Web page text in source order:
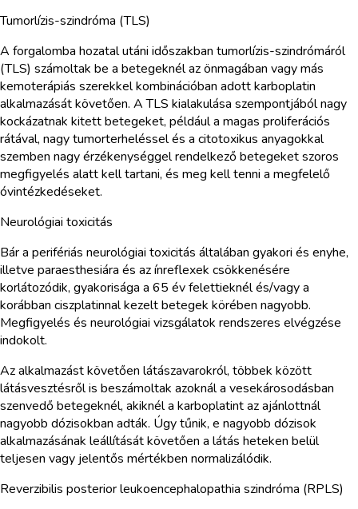
Tumorlízis-szindróma (TLS)
A forgalomba hozatal utáni időszakban tumorlízis-szindrómáról
(TLS) számoltak be a betegeknél az önmagában vagy más
kemoterápiás szerekkel kombinációban adott karboplatin
alkalmazását követően. A TLS kialakulása szempontjából nagy
kockázatnak kitett betegeket, például a magas proliferációs
rátával, nagy tumorterheléssel és a citotoxikus anyagokkal
szemben nagy érzékenységgel rendelkező betegeket szoros
megfigyelés alatt kell tartani, és meg kell tenni a megfelelő
óvintézkedéseket.
Neurológiai toxicitás
Bár a perifériás neurológiai toxicitás általában gyakori és enyhe,
illetve paraesthesiára és az ínreflexek csökkenésére
korlátozódik, gyakorisága a 65 év felettieknél és/vagy a
korábban ciszplatinnal kezelt betegek körében nagyobb.
Megfigyelés és neurológiai vizsgálatok rendszeres elvégzése
indokolt.
Az alkalmazást követően látászavarokról, többek között
látásvesztésről is beszámoltak azoknál a vesekárosodásban
szenvedő betegeknél, akiknél a karboplatint az ajánlottnál
nagyobb dózisokban adták. Úgy tűnik, e nagyobb dózisok
alkalmazásának leállítását követően a látás heteken belül
teljesen vagy jelentős mértékben normalizálódik.
Reverzibilis posterior leukoencephalopathia szindróma (RPLS)